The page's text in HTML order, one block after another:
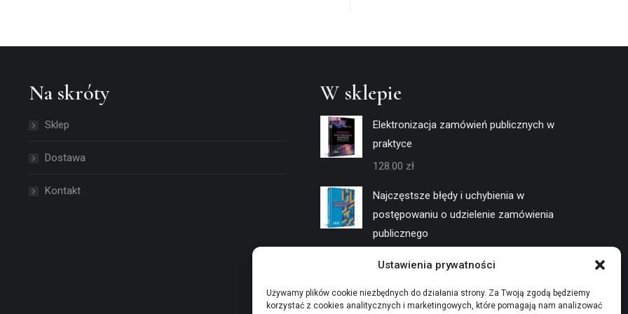
Ustawienia prywatności
Używamy plików cookie niezbędnych do działania strony. Za Twoją zgodą będziemy
korzystać z cookies analitycznych i marketingowych, które pomagają nam analizować
Na skróty
Sklep
Dostawa
Kontakt
W sklepie
Elektronizacja zamówień publicznych w
praktyce
128.00 zł
Najczęstsze błędy i uchybienia w
postępowaniu o udzielenie zamówienia
publicznego
128.00 zł